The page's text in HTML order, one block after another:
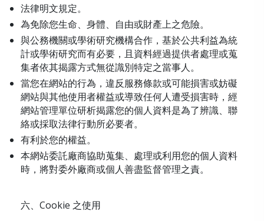
法律明文規定。
為免除您生命、身體、自由或財產上之危險。
與公務機關或學術研究機構合作，基於公共利益為統
計或學術研究而有必要，且資料經過提供者處理或蒐
集者依其揭露方式無從識別特定之當事人。
當您在網站的行為，違反服務條款或可能損害或妨礙
網站與其他使用者權益或導致任何人遭受損害時，經
網站管理單位研析揭露您的個人資料是為了辨識、聯
絡或採取法律行動所必要者。
有利於您的權益。
本網站委託廠商協助蒐集、處理或利用您的個人資料
時，將對委外廠商或個人善盡監督管理之責。
六、Cookie 之使用